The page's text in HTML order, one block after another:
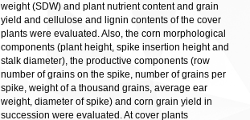
weight (SDW) and plant nutrient content and grain
yield and cellulose and lignin contents of the cover
plants were evaluated. Also, the corn morphological
components (plant height, spike insertion height and
stalk diameter), the productive components (row
number of grains on the spike, number of grains per
spike, weight of a thousand grains, average ear
weight, diameter of spike) and corn grain yield in
succession were evaluated. At cover plants